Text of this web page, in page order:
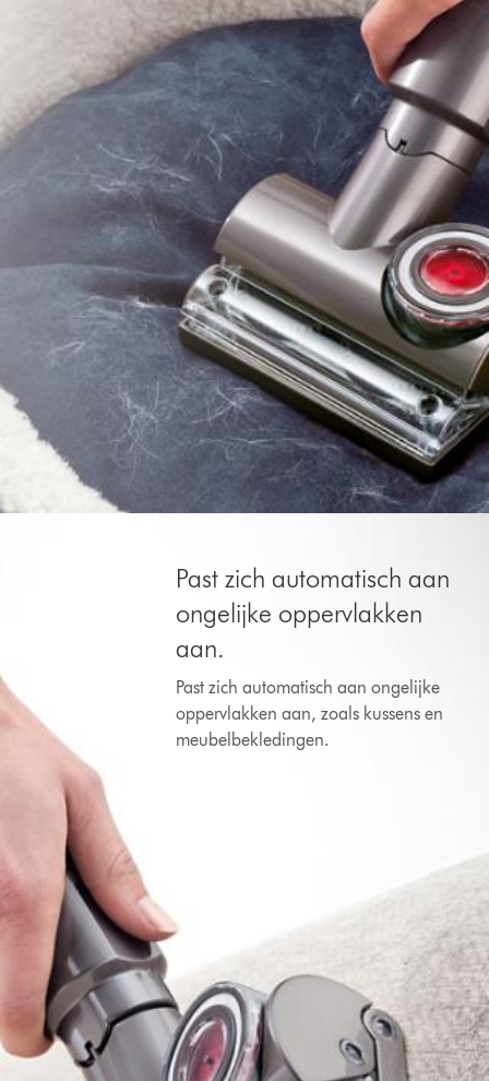
Past zich automatisch aan
ongelijke oppervlakken
aan.
Past zich automatisch aan ongelijke
oppervlakken aan, zoals kussens en
meubelbekledingen.